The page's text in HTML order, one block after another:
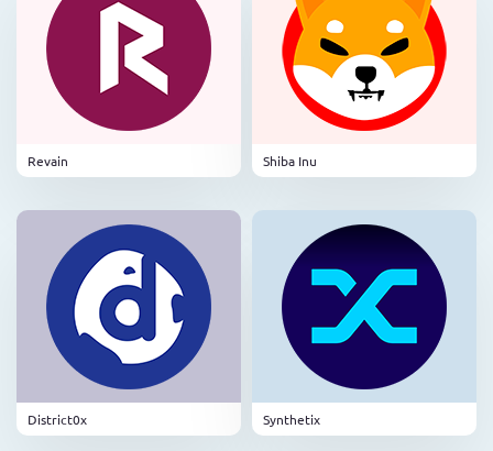
Revain Shiba Inu
District0x Synthetix